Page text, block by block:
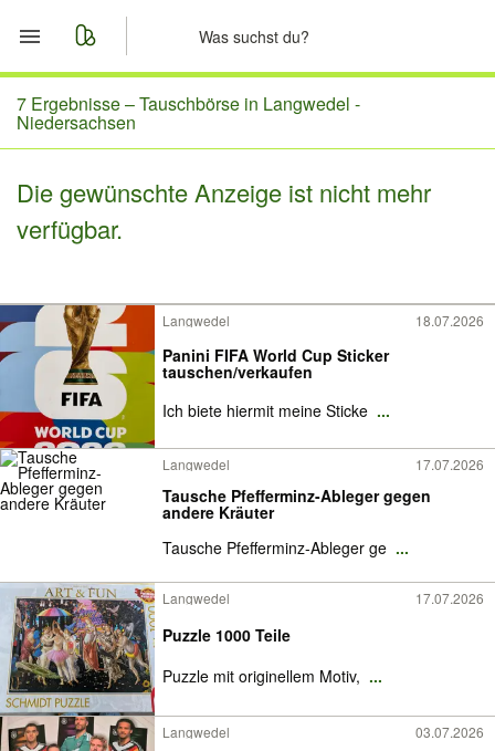
Start
Merkliste
Nachrichten
7 Ergebnisse –Tauschbörse in Langwedel -
Niedersachsen
Die gewünschte Anzeige ist nicht mehr
verfügbar.
Langwedel 18.07.2026
Panini FIFA World Cup Sticker
tauschen/verkaufen
Ich biete hiermit meine Sticke ...
Langwedel 17.07.2026
Tausche Pfefferminz-Ableger gegen
andere Kräuter
Tausche Pfefferminz-Ableger ge ...
Langwedel 17.07.2026
Puzzle 1000 Teile
Puzzle mit originellem Motiv, ...
Langwedel 03.07.2026